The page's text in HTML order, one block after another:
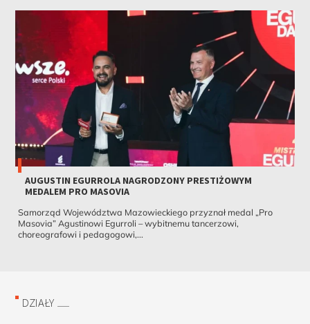
AUGUSTIN EGURROLA NAGRODZONY PRESTIŻOWYM
MEDALEM PRO MASOVIA
Samorząd Województwa Mazowieckiego przyznał medal „Pro
Masovia” Agustinowi Egurroli – wybitnemu tancerzowi,
choreografowi i pedagogowi,...
DZIAŁY